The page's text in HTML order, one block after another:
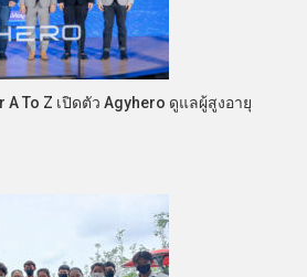
A To Z เปิดตัว Agyhero ดูแลผู้สูงอายุ